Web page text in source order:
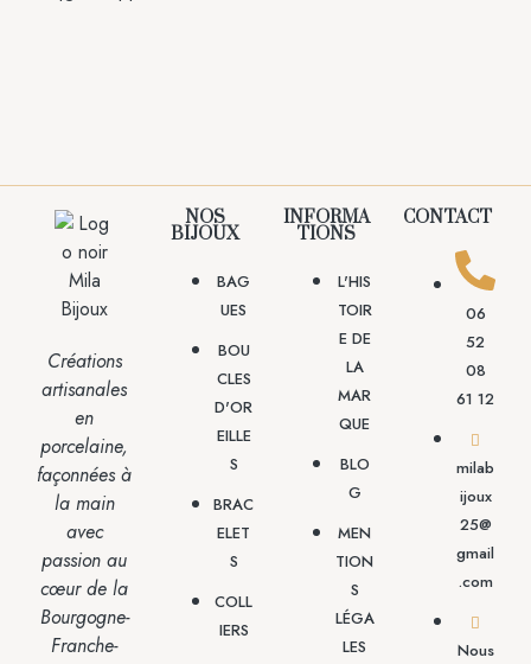
Créations
artisanales
en
porcelaine,
façonnées à
la main
avec
passion au
cœur de la
Bourgogne-
Franche-
NOS
BIJOUX
BAG
UES
BOU
CLES
D'OR
EILLE
S
BRAC
ELET
S
COLL
IERS
INFORMA
TIONS
L'HIS
TOIR
E DE
LA
MAR
QUE
BLO
G
MEN
TION
S
LÉGA
LES
CONTACT
06
52
08
61 12
milab
ijoux
25@
gmail
.com
Nous